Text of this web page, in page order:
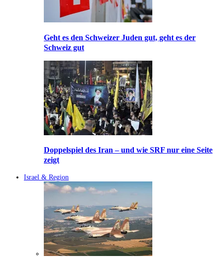
Geht es den Schweizer Juden gut, geht es der
Schweiz gut
Doppelspiel des Iran – und wie SRF nur eine Seite
zeigt
Israel & Region